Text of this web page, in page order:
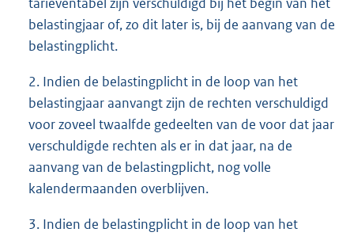
belastingjaar of, zo dit later is, bij de aanvang van de
belastingplicht.
2. Indien de belastingplicht in de loop van het
belastingjaar aanvangt zijn de rechten verschuldigd
voor zoveel twaalfde gedeelten van de voor dat jaar
verschuldigde rechten als er in dat jaar, na de
aanvang van de belastingplicht, nog volle
kalendermaanden overblijven.
3. Indien de belastingplicht in de loop van het